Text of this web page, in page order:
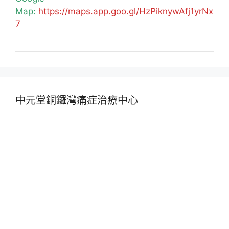
Map: https://maps.app.goo.gl/HzPiknywAfj1yrNx
7
中元堂銅鑼灣痛症治療中心